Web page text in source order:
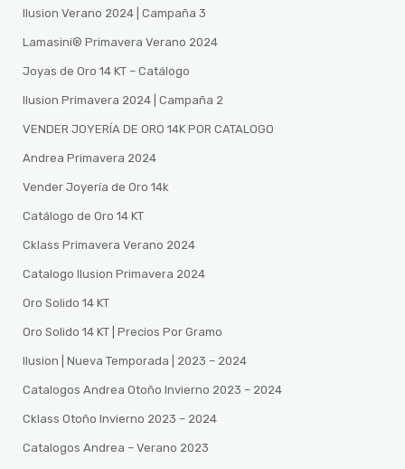
Ilusion Verano 2024 | Campaña 3
Lamasini®️ Primavera Verano 2024
Joyas de Oro 14 KT – Catálogo
Ilusion Primavera 2024 | Campaña 2
VENDER JOYERÍA DE ORO 14K POR CATALOGO
Andrea Primavera 2024
Vender Joyería de Oro 14k
Catálogo de Oro 14 KT
Cklass Primavera Verano 2024
Catalogo Ilusion Primavera 2024
Oro Solido 14 KT
Oro Solido 14 KT | Precios Por Gramo
Ilusion | Nueva Temporada | 2023 – 2024
Catalogos Andrea Otoño Invierno 2023 – 2024
Cklass Otoño Invierno 2023 – 2024
Catalogos Andrea – Verano 2023